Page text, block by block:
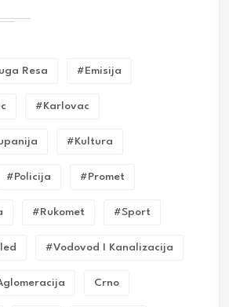
Resa #emisija
#karlovac
#kultura
#policija #promet
#rukomet #sport
#vodovod I Kanalizacija
Crno